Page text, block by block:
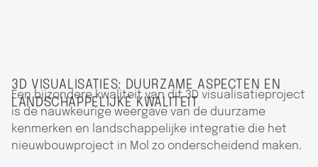
3D VISUALISATIES: DUURZAME ASPECTEN EN
LANDSCHAPPELIJKE KWALITEIT
Een bijzondere kwaliteit van dit 3D visualisatieproject
is de nauwkeurige weergave van de duurzame
kenmerken en landschappelijke integratie die het
nieuwbouwproject in Mol zo onderscheidend maken.